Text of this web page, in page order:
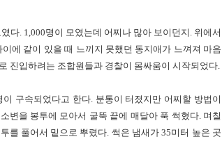
다. 1,000명이 모였는데 어찌나 많아 보이던지. 위에서
에 같이 있을 때 느끼지 못했던 동지애가 느껴져 마음
진입하려는 조합원들과 경찰이 몸싸움이 시작되었다.
구속되었다고 한다. 분통이 터졌지만 어찌할 방법이
변을 봉투에 모아서 굴뚝 끝에 매달아 푹 썩혔다. 며칠
를 풀어서 밑으로 뿌렸다. 썩은 냄새가 35미터 높은 곳